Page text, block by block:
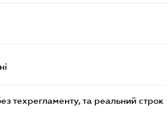
техрегламенту, та реальний строк